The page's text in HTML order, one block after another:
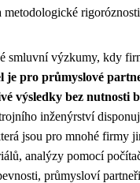
metodologické
smluvní výzkumy, kdy
je pro průmyslové
výsledky bez nutnosti
inženýrství
jsou pro mnohé firmy
analýzy pomocí
průmysloví